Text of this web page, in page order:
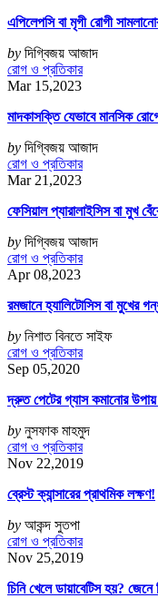
এপিলেপসি বা মৃগী রোগী
by দিগ্বিজয় আজাদ
রোগ ও প্রতিকার
Mar 15,2023
মাদকাসক্তি যেভাবে মানসিক
by দিগ্বিজয় আজাদ
রোগ ও প্রতিকার
Mar 21,2023
ফেসিয়াল প্যারালাইসিস বা মুখ
by দিগ্বিজয় আজাদ
রোগ ও প্রতিকার
Apr 08,2023
রমজানে হ্যালিটোসিস বা মুখের
by নিশাত বিনতে সাইফ
রোগ ও প্রতিকার
Sep 05,2020
দ্রুত পেটের গ্যাস কমানোর
by নুসফাক মাহমুদ
রোগ ও প্রতিকার
Nov 22,2019
ব্রেস্ট ক্যান্সারের প্রাথমিক লক্ষণ!
by আকন্দ সুতপা
রোগ ও প্রতিকার
Nov 25,2019
চিনি খেলে ডায়াবেটিস হয়?